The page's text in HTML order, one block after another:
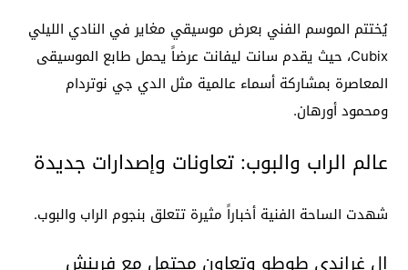
يُختتم الموسم الفني بعرض موسيقي مغاير في النادي الليلي
Cubix، حيث يقدم سانت ليفانت عرضاً يحمل طابع الموسيقى
المعاصرة بمشاركة أسماء عالمية مثل الدي جي نوتردام
ومحمود أورهان.
عالم الراب والبوب: تعاونات وإصدارات جديدة
شهدت الساحة الفنية أخباراً مثيرة تتعلق بنجوم الراب والبوب.